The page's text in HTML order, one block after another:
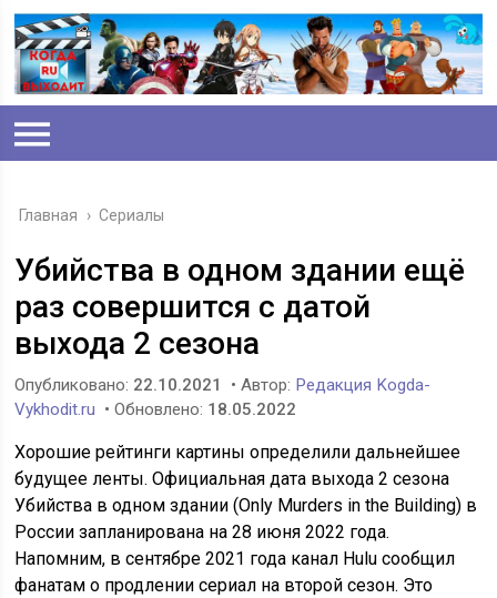
Главная › Сериалы
Убийства в одном здании ещё
раз совершится с датой
выхода 2 сезона
Опубликовано: 22.10.2021 • Автор: Редакция Kogda-
Vykhodit.ru • Обновлено: 18.05.2022
Хорошие рейтинги картины определили дальнейшее
будущее ленты. Официальная дата выхода 2 сезона
Убийства в одном здании (Only Murders in the Building) в
России запланирована на 28 июня 2022 года.
Напомним, в сентябре 2021 года канал Hulu сообщил
фанатам о продлении сериал на второй сезон. Это